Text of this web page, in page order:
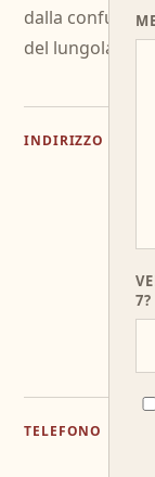
dalla
del lungolago.
INDIRIZZO
TELEFONO
7?